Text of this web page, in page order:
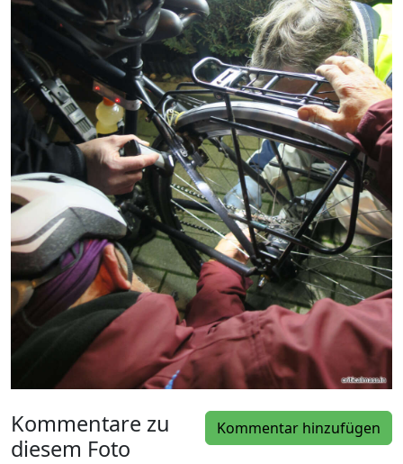
Kommentar hinzufügen
Kommentare zu
diesem Foto